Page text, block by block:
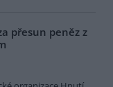
přesun peněz z